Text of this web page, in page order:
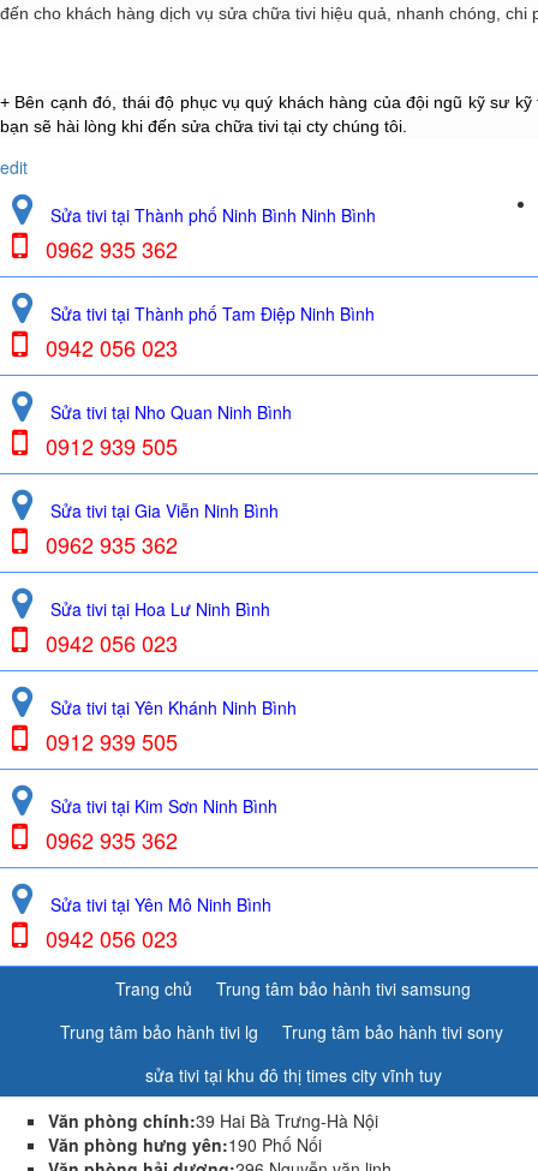
đến cho khách hàng dịch vụ sửa chữa tivi hiệu quả, nhanh chóng,
+ Bên cạnh đó, thái độ phục vụ quý khách hàng của đội ngũ kỹ sư
bạn sẽ hài lòng khi đến sửa chữa tivi tại cty chúng tôi.
edit
Sửa tivi tại Thành phố Ninh Bình Ninh Bình
0962 935 362
Sửa tivi tại Thành phố Tam Điệp Ninh Bình
0942 056 023
Sửa tivi tại Nho Quan Ninh Bình
0912 939 505
Sửa tivi tại Gia Viễn Ninh Bình
0962 935 362
Sửa tivi tại Hoa Lư Ninh Bình
0942 056 023
Sửa tivi tại Yên Khánh Ninh Bình
0912 939 505
Sửa tivi tại Kim Sơn Ninh Bình
0962 935 362
Sửa tivi tại Yên Mô Ninh Bình
0942 056 023
Trang chủ
Trung tâm bảo hành tivi samsung
Trung tâm bảo hành tivi lg
Trung tâm bảo hành tivi sony
sửa tivi tại khu đô thị times city vĩnh tuy
Văn phòng chính:39 Hai Bà Trưng-Hà Nội
Văn phòng hưng yên:190 Phố Nối